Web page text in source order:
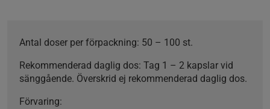
Antal doser per förpackning: 50 – 100 st.
Rekommenderad daglig dos: Tag 1 – 2 kapslar vid
sänggående. Överskrid ej rekommenderad daglig dos.
Förvaring: